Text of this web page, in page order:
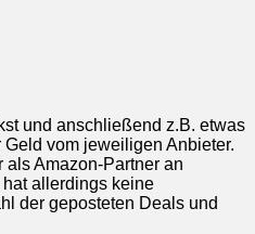
und anschließend z.B. etwas
vom jeweiligen Anbieter.
Amazon-Partner an
allerdings keine
der geposteten Deals und